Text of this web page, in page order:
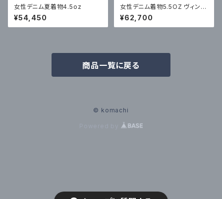
女性デニム夏着物4.5oz
¥54,450
女性デニム着物5.5OZ ヴィンテ
ージ加工 ランダム
¥62,700
商品一覧に戻る
© komachi